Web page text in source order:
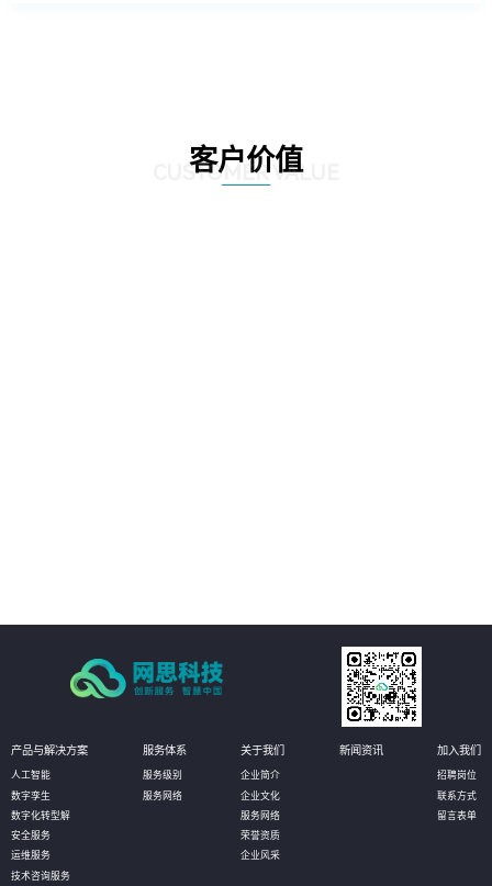
客户价值
CUSTOMER VALUE
产品与解决方案
人工智能
数字孪生
数字化转型解
安全服务
运维服务
技术咨询服务
服务体系
服务级别
服务网络
关于我们
企业简介
企业文化
服务网络
荣誉资质
企业风采
新闻资讯 加入我们
招聘岗位
联系方式
留言表单